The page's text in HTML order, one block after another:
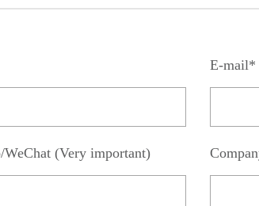
E-mail*
WeChat (Very important)